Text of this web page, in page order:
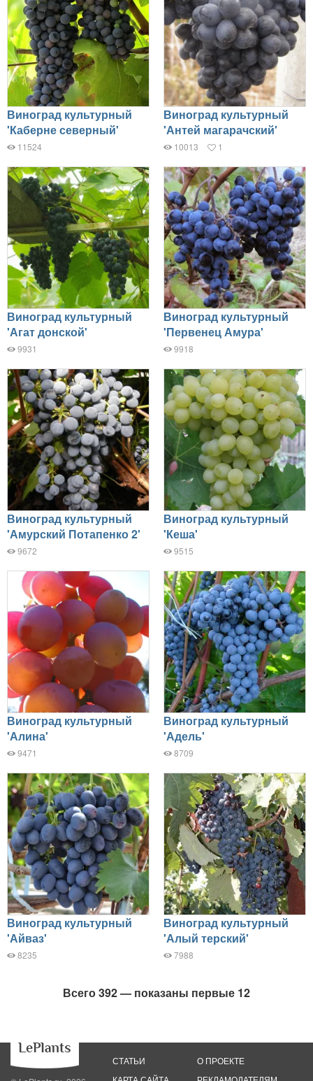
Виноград культурный
'Каберне северный'
11524
Виноград культурный
'Антей магарачский'
10013 1
Виноград культурный
'Агат донской'
9931
Виноград культурный
'Первенец Амура'
9918
Виноград культурный
'Амурский Потапенко 2'
9672
Виноград культурный
'Кеша'
9515
Виноград культурный
'Алина'
9471
Виноград культурный
'Адель'
8709
Виноград культурный
'Айваз'
8235
Виноград культурный
'Алый терский'
7988
Всего 392 — показаны первые 12
СТАТЬИ
О ПРОЕКТЕ